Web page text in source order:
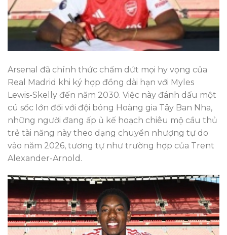
Arsenal đã chính thức chấm dứt mọi hy vọng của
Real Madrid khi ký hợp đồng dài hạn với Myles
Lewis-Skelly đến năm 2030. Việc này đánh dấu một
cú sốc lớn đối với đội bóng Hoàng gia Tây Ban Nha,
những người đang ấp ủ kế hoạch chiêu mộ cầu thủ
trẻ tài năng này theo dạng chuyển nhượng tự do
vào năm 2026, tương tự như trường hợp của Trent
Alexander-Arnold.